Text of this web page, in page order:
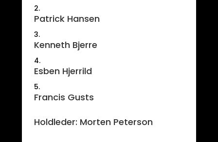
Patrick Hansen
Kenneth Bjerre
Esben Hjerrild
Francis Gusts
Holdleder: Morten Peterson